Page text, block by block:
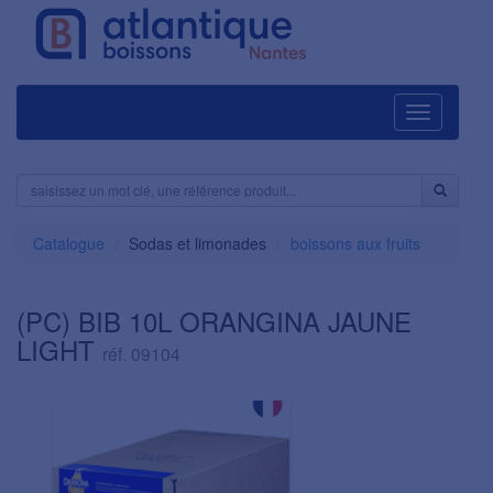
Navigation
Catalogue Sodas et limonades boissons aux fruits
(PC) BIB 10L ORANGINA JAUNE
LIGHT réf. 09104